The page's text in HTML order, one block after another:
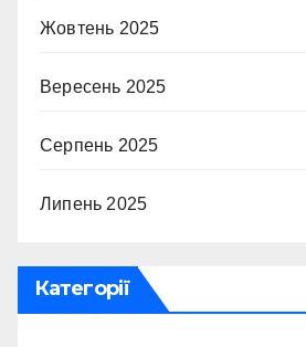
Жовтень 2025
Вересень 2025
Серпень 2025
Липень 2025
Категорії